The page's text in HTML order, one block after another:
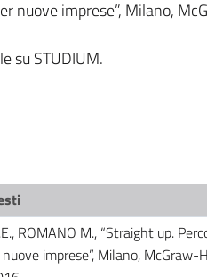
nuove imprese”, Milano,
su STUDIUM.
ROMANO M., “Straight up.
imprese”, Milano, McGraw-